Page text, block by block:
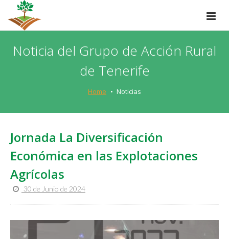
Noticia del Grupo de Acción Rural
de Tenerife
Home Noticias
Jornada La Diversificación
Económica en las Explotaciones
Agrícolas
30 de Junio de 2024